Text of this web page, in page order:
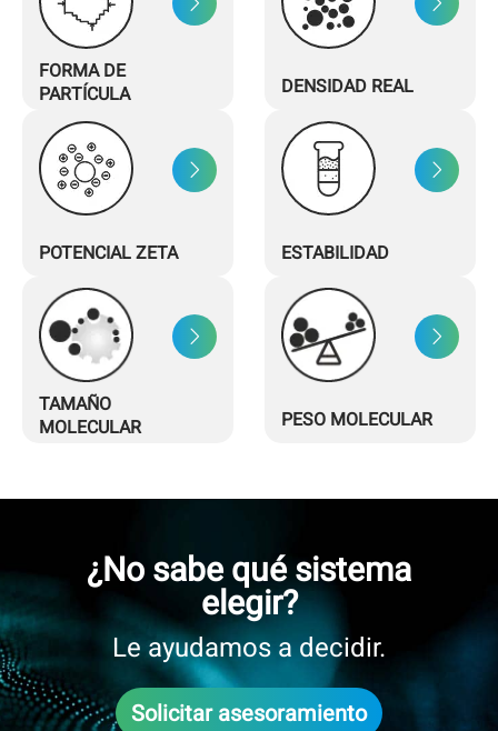
FORMA DE
PARTÍCULA
DENSIDAD REAL
POTENCIAL ZETA ESTABILIDAD
TAMAÑO
MOLECULAR
PESO MOLECULAR
¿No sabe qué sistema
elegir?
Le ayudamos a decidir.
Solicitar asesoramiento